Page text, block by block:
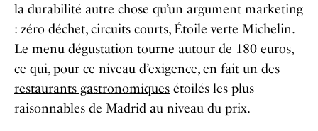
la durabilité autre chose qu’un argument marketing
: zéro déchet, circuits courts, Étoile verte Michelin.
Le menu dégustation tourne autour de 180 euros,
ce qui, pour ce niveau d’exigence, en fait un des
restaurants gastronomiques étoilés les plus
raisonnables de Madrid au niveau du prix.